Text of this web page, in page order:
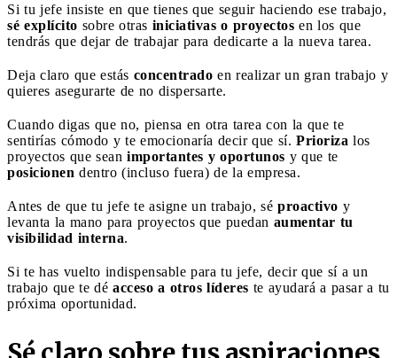
Si tu jefe insiste en que tienes que seguir haciendo ese trabajo,
sé explícito sobre otras iniciativas o proyectos en los que
tendrás que dejar de trabajar para dedicarte a la nueva tarea.
Deja claro que estás concentrado en realizar un gran trabajo y
quieres asegurarte de no dispersarte.
Cuando digas que no, piensa en otra tarea con la que te
sentirías cómodo y te emocionaría decir que sí. Prioriza los
proyectos que sean importantes y oportunos y que te
posicionen dentro (incluso fuera) de la empresa.
Antes de que tu jefe te asigne un trabajo, sé proactivo y
levanta la mano para proyectos que puedan aumentar tu
visibilidad interna.
Si te has vuelto indispensable para tu jefe, decir que sí a un
trabajo que te dé acceso a otros líderes te ayudará a pasar a tu
próxima oportunidad.